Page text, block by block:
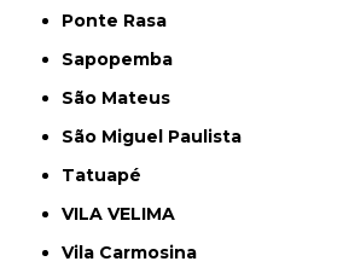
Ponte Rasa
Sapopemba
São Mateus
São Miguel Paulista
Tatuapé
VILA VELIMA
Vila Carmosina